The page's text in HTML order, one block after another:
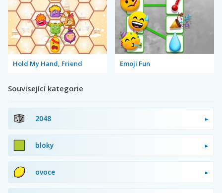
Hold My Hand, Friend Emoji Fun
Související kategorie
2048
bloky
ovoce